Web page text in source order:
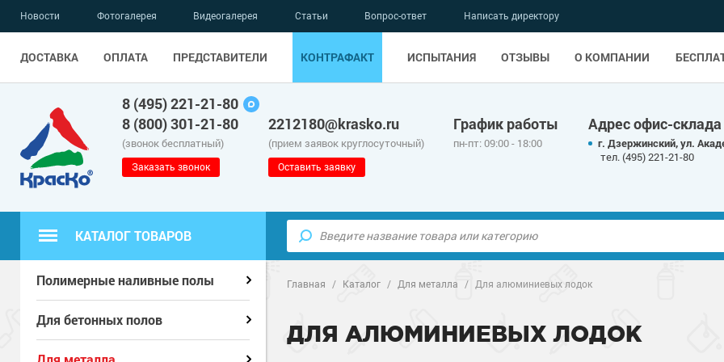
Новости Фотогалерея Видеогалерея Статьи Вопрос-ответ Написать директору
ДОСТАВКА ОПЛАТА ПРЕДСТАВИТЕЛИ КОНТРАФАКТ ИСПЫТАНИЯ ОТЗЫВЫ О КОМПАНИИ
8 (495) 221-21-80
8 (800) 301-21-80
(звонок бесплатный)
Заказать звонок
2212180@krasko.ru
(прием заявок круглосуточный)
Оставить заявку
График работы
пн-пт: 09:00 - 18:00
Адрес офис-
г. Дзержинский, ул.
тел. (495) 221-21-80
КАТАЛОГ ТОВАРОВ
Полимерные наливные полы Полиуретановые полы
Для бетонных полов
Главная / Каталог / Для металла / Для алюминиевых лодок
ДЛЯ АЛЮМИНИЕВЫХ ЛОДОК
Полимерные наливные полы Полиуретановые полы
Для бетонных полов